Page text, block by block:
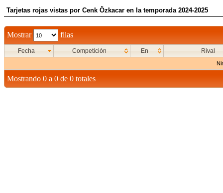
Tarjetas rojas vistas por Cenk Özkacar en la temporada 2024-2025
Mostrar filas
Fecha Competición En Rival
Mostrando 0 a 0 de 0 totales